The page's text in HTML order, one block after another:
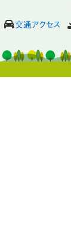
交通アクセス